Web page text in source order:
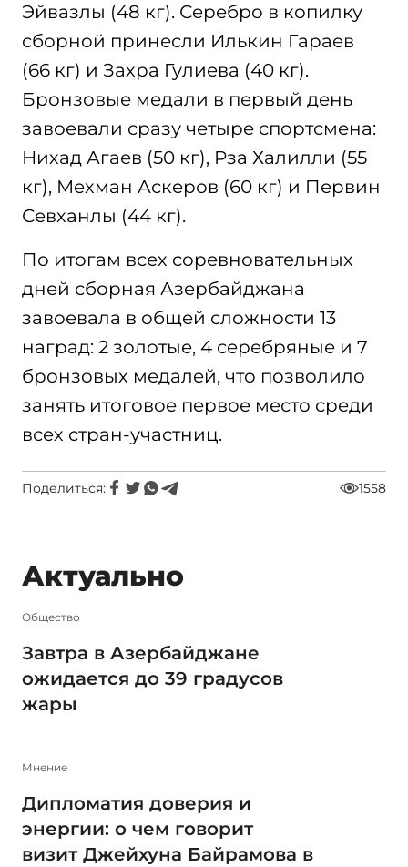
Эйвазлы (48 кг). Серебро в копилку
сборной принесли Илькин Гараев
(66 кг) и Захра Гулиева (40 кг).
Бронзовые медали в первый день
завоевали сразу четыре спортсмена:
Нихад Агаев (50 кг), Рза Халилли (55
кг), Мехман Аскеров (60 кг) и Первин
Севханлы (44 кг).
По итогам всех соревновательных
дней сборная Азербайджана
завоевала в общей сложности 13
наград: 2 золотые, 4 серебряные и 7
бронзовых медалей, что позволило
занять итоговое первое место среди
всех стран-участниц.
Поделиться: 1558
Актуально
Общество
Завтра в Азербайджане
ожидается до 39 градусов
жары
Мнение
Дипломатия доверия и
энергии: о чем говорит
визит Джейхуна Байрамова в